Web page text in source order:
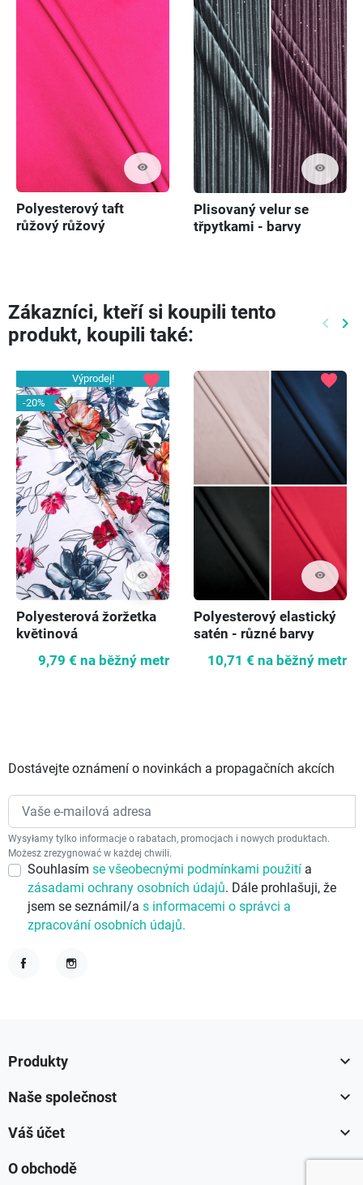
visibility
Polyesterový taft
růžový růžový
visibility
Plisovaný velur se
třpytkami - barvy
Zákazníci, kteří si koupili tento
produkt, koupili také:
keyboard_arrow_left keyboard_arrow_right
Výprodej!
-20%
visibility
favorite
Polyesterová žoržetka
květinová
9,79 € na běžný metr
visibility
favorite
Polyesterový elastický
satén - různé barvy
10,71 € na běžný metr
Dostávejte oznámení o novinkách a propagačních akcích
Wysyłamy tylko informacje o rabatach, promocjach i nowych produktach.
Możesz zrezygnować w każdej chwili.
Souhlasím se všeobecnými podmínkami použití a
zásadami ochrany osobních údajů. Dále prohlašuji, že
jsem se seznámil/a s informacemi o správci a
zpracování osobních údajů.
Produkty 
Naše společnost 
Váš účet 
O obchodě